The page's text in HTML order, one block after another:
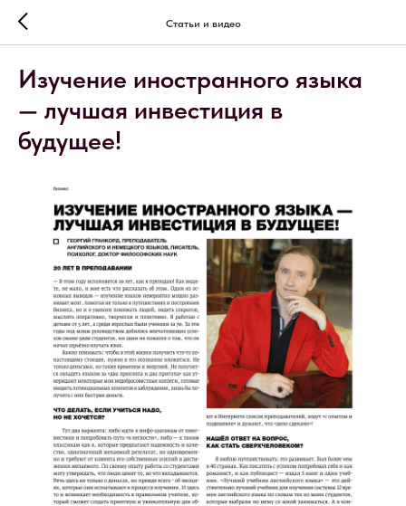
Статьи и видео
Изучение иностранного языка
— лучшая инвестиция в
будущее!